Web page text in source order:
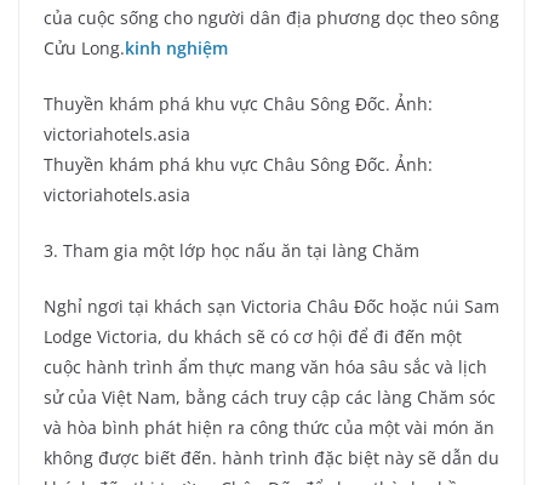
của cuộc sống cho người dân địa phương dọc theo sông
Cửu Long.kinh nghiệm
Thuyền khám phá khu vực Châu Sông Đốc. Ảnh:
victoriahotels.asia
Thuyền khám phá khu vực Châu Sông Đốc. Ảnh:
victoriahotels.asia
3. Tham gia một lớp học nấu ăn tại làng Chăm
Nghỉ ngơi tại khách sạn Victoria Châu Đốc hoặc núi Sam
Lodge Victoria, du khách sẽ có cơ hội để đi đến một
cuộc hành trình ẩm thực mang văn hóa sâu sắc và lịch
sử của Việt Nam, bằng cách truy cập các làng Chăm sóc
và hòa bình phát hiện ra công thức của một vài món ăn
không được biết đến. hành trình đặc biệt này sẽ dẫn du